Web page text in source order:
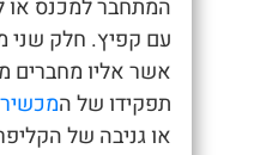
המתחבר למכנס או
עם קפיץ. חלק שני
אשר אליו מחברים
תפקידו של המכשיר
או גניבה של